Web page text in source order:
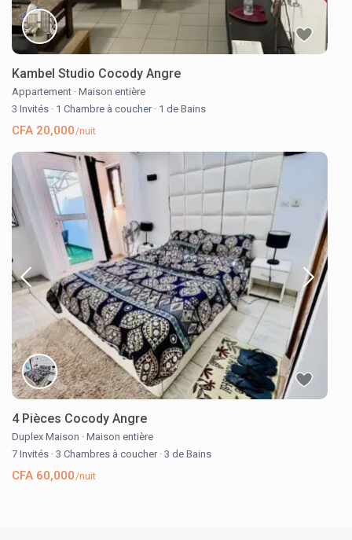
Kambel Studio Cocody Angre
Appartement · Maison entière
3 Invités · 1 Chambre à coucher · 1 de Bains
CFA 20,000/nuit
4 Pièces Cocody Angre
Duplex Maison · Maison entière
7 Invités · 3 Chambres à coucher · 3 de Bains
CFA 60,000/nuit